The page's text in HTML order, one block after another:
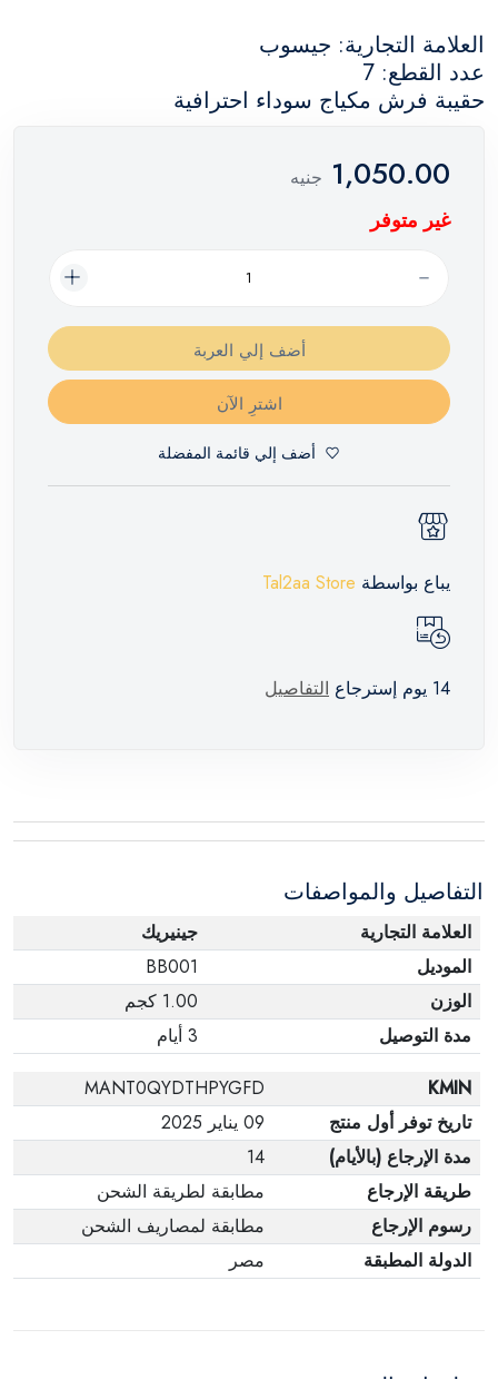
العلامة التجارية: جيسوب
عدد القطع: 7
حقيبة فرش مكياج سوداء احترافية
1,050.00 جنيه
غير متوفر
أضف إلي العربة
اشترِ الآن
أضف إلي قائمة المفضلة
يباع بواسطة Tal2aa Store
14 يوم إسترجاع التفاصيل
التفاصيل والمواصفات
العلامة التجارية
جينيريك
الموديل
BB001
الوزن
1.00 كجم
مدة التوصيل
3 أيام
KMIN
MANT0QYDTHPYGFD
تاريخ توفر أول منتج
09 يناير 2025
مدة الإرجاع (بالأيام)
14
طريقة الإرجاع
مطابقة لطريقة الشحن
رسوم الإرجاع
مطابقة لمصاريف الشحن
الدولة المطبقة
مصر